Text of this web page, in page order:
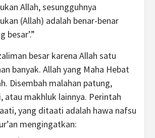
Allah, sesungguhnya
(Allah) adalah benar-benar
besar’.”
besar karena Allah satu
banyak. Allah yang Maha Hebat
Disembah malahan patung,
atau makhluk lainnya. Perintah
yang ditaati adalah hawa nafsu
mengingatkan: